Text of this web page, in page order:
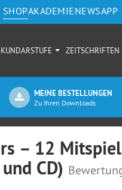
SHOPAKADEMIENEWSAPP
ZEITSCHRIFTEN
MEINE BESTELLUNGEN
Zu Ihren Downloads
– 12
CD)